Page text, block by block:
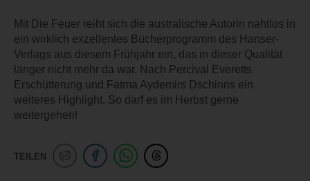
Mit Die Feuer reiht sich die australische Autorin nahtlos in
ein wirklich exzellentes Bücherprogramm des Hanser-
Verlags aus diesem Frühjahr ein, das in dieser Qualität
länger nicht mehr da war. Nach Percival Everetts
Erschütterung und Fatma Aydemirs Dschinns ein
weiteres Highlight. So darf es im Herbst gerne
weitergehen!
TEILEN